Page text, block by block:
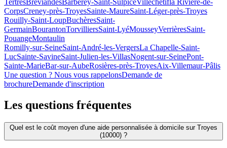
CorpsCreney-près-TroyesSainte-MaureSaint-Léger-près-Troyes
Rouilly-Saint-LoupBuchèresSaint-
GermainBourantonTorvilliersSaint-LyéMousseyVerrièresSaint-
PouangeMontaulin
Romilly-sur-SeineSaint-André-les-VergersLa Chapelle-Saint-
LucSainte-SavineSaint-Julien-les-VillasNogent-sur-SeinePont-
Sainte-MarieBar-sur-AubeRosières-près-TroyesAix-Villemaur-Pâlis
Une question ? Nous vous rappelonsDemande de
brochureDemande d'inscription
Les questions fréquentes
Quel est le coût moyen d'une aide personnalisée à domicile sur Troyes
(10000) ?